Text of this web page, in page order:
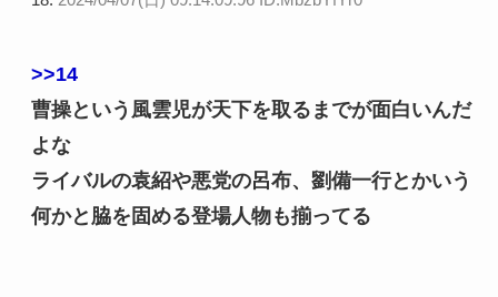
>>14
曹操という風雲児が天下を取るまでが面白いんだ
よな
ライバルの袁紹や悪党の呂布、劉備一行とかいう
何かと脇を固める登場人物も揃ってる